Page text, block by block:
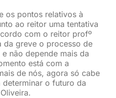
os pontos relativos à
ao reitor uma tentativa
com o reitor profº
da greve o processo de
não depende mais da
está com a
de nós, agora só cabe
o futuro da